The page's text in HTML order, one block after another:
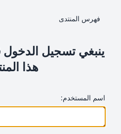
فهرس المنتدى
ينبغي تسجيل
هذا
اسم المستخدم: